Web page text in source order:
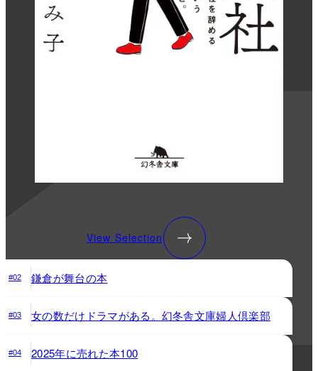
View Selection
#02 鎌倉が舞台の本
#03 女の数だけドラマがある。幻冬舎文庫婦人倶楽部
#04 2025年に売れた本100